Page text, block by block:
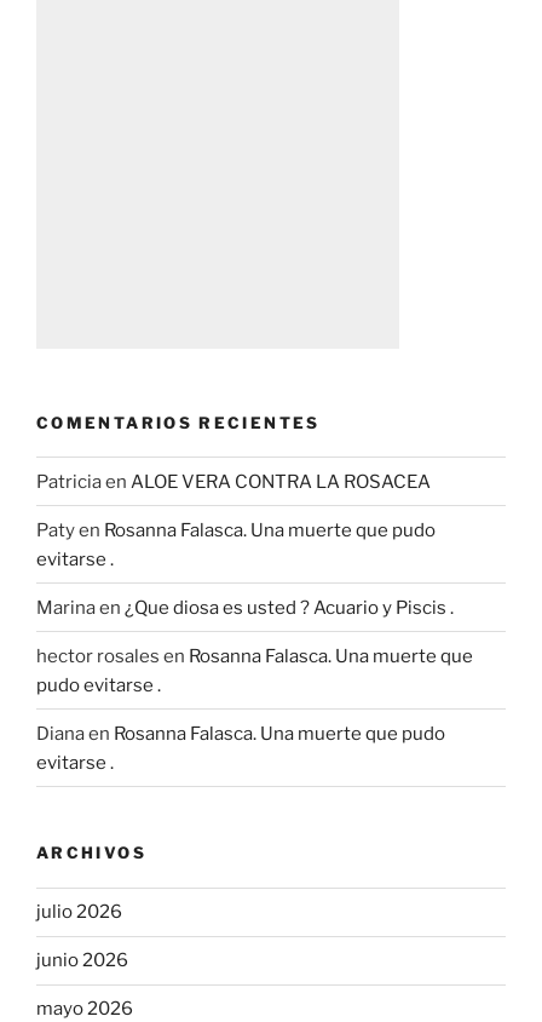
COMENTARIOS RECIENTES
Patriciaen ALOE VERA CONTRA LA ROSACEA
Patyen Rosanna Falasca. Una muerte que pudo
evitarse .
Marinaen ¿Que diosa es usted ? Acuario y Piscis .
hector rosales en Rosanna Falasca. Una muerte que
pudo evitarse .
Dianaen Rosanna Falasca. Una muerte que pudo
evitarse .
ARCHIVOS
julio 2026
junio 2026
mayo 2026